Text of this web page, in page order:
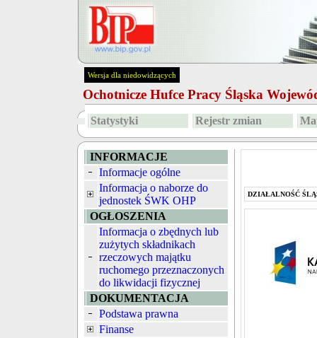
Wersja dla niedowidzących
Ochotnicze Hufce Pracy Śląska
Statystyki Rejestr zmian
INFORMACJE
Informacje ogólne
Informacja o naborze do
jednostek ŚWK OHP
OGŁOSZENIA
Informacja o zbędnych lub
zużytych składnikach
rzeczowych majątku
ruchomego przeznaczonych
do likwidacji fizycznej
DOKUMENTACJA
Podstawa prawna
Finanse
DZIAŁALNOŚĆ